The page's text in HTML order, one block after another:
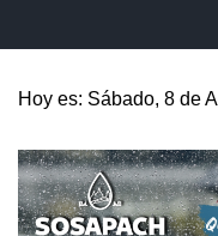
Hoy es: Sábado, 8 de